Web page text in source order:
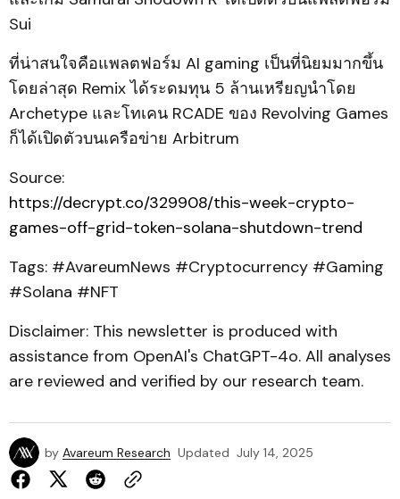
Sui
ที่น่าสนใจคือแพลตฟอร์ม AI gaming เป็นที่นิยมมากขึ้น
โดยล่าสุด Remix ได้ระดมทุน 5 ล้านเหรียญนำโดย
Archetype และโทเคน RCADE ของ Revolving Games
ก็ได้เปิดตัวบนเครือข่าย Arbitrum
Source:
https://decrypt.co/329908/this-week-crypto-
games-off-grid-token-solana-shutdown-trend
Tags: #AvareumNews #Cryptocurrency #Gaming
#Solana #NFT
Disclaimer: This newsletter is produced with
assistance from OpenAI's ChatGPT-4o. All analyses
are reviewed and verified by our research team.
by Avareum Research Updated July 14, 2025